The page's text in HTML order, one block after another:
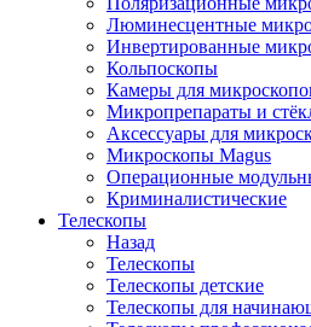
Люминесцентные
Инвертированные
Кольпоскопы
Камеры для
Микропрепараты и
Аксессуары для
Микроскопы Magus
Операционные
Криминалистические
Телескопы
Назад
Телескопы
Телескопы детские
Телескопы для